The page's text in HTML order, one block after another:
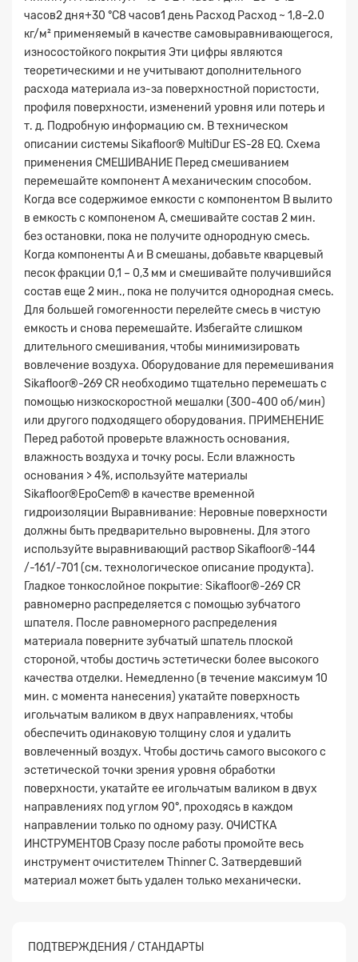
часов2 дня+30 °C8 часов1 день Расход Расход ~ 1,8–2.0
кг/м² применяемый в качестве самовыравнивающегося,
износостойкого покрытия Эти цифры являются
теоретическими и не учитывают дополнительного
расхода материала из-за поверхностной пористости,
профиля поверхности, изменений уровня или потерь и
т. д. Подробную информацию см. В техническом
описании системы Sikafloor® MultiDur ES-28 EQ. Схема
применения СМЕШИВАНИЕ Перед смешиванием
перемешайте компонент А механическим способом.
Когда все содержимое емкости с компонентом В вылито
в емкость с компоненом А, смешивайте состав 2 мин.
без остановки, пока не получите однородную смесь.
Когда компоненты А и В смешаны, добавьте кварцевый
песок фракции 0,1 – 0,3 мм и смешивайте получившийся
состав еще 2 мин., пока не получится однородная смесь.
Для большей гомогенности перелейте смесь в чистую
емкость и снова перемешайте. Избегайте слишком
длительного смешивания, чтобы минимизировать
вовлечение воздуха. Оборудование для перемешивания
Sikafloor®-269 CR необходимо тщательно перемешать с
помощью низкоскоростной мешалки (300-400 об/мин)
или другого подходящего оборудования. ПРИМЕНЕНИЕ
Перед работой проверьте влажность основания,
влажность воздуха и точку росы. Если влажность
основания > 4%, используйте материалы
Sikafloor®EpoCem® в качестве временной
гидроизоляции Выравнивание: Неровные поверхности
должны быть предварительно выровнены. Для этого
используйте выравнивающий раствор Sikafloor®-144
/-161/-701 (см. технологическое описание продукта).
Гладкое тонкослойное покрытие: Sikafloor®-269 CR
равномерно распределяется с помощью зубчатого
шпателя. После равномерного распределения
материала поверните зубчатый шпатель плоской
стороной, чтобы достичь эстетически более высокого
качества отделки. Немедленно (в течение максимум 10
мин. с момента нанесения) укатайте поверхность
игольчатым валиком в двух направлениях, чтобы
обеспечить одинаковую толщину слоя и удалить
вовлеченный воздух. Чтобы достичь самого высокого с
эстетической точки зрения уровня обработки
поверхности, укатайте ее игольчатым валиком в двух
направлениях под углом 90°, проходясь в каждом
направлении только по одному разу. ОЧИСТКА
ИНСТРУМЕНТОВ Сразу после работы промойте весь
инструмент очистителем Thinner C. Затвердевший
материал может быть удален только механически.
ПОДТВЕРЖДЕНИЯ / СТАНДАРТЫ
Прикрепите
файл